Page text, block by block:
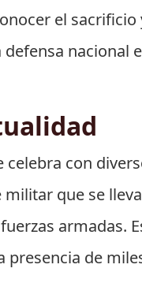
el
nacional
con
que se
armadas.
de